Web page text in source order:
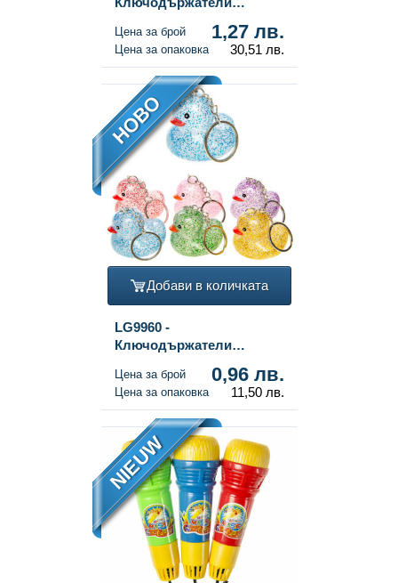
Дисплей (24 бр.)
Цена за брой 1,27 лв.
Цена за опаковка 30,51 лв.
НОВО
Добави в количката
LG9960 -
Ключодържатели
Цветове (12 броя)
Цена за брой 0,96 лв.
Цена за опаковка 11,50 лв.
NIEUW